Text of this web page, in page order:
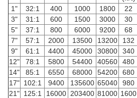
1"
32:1 400 1000 1800 22
3"
31:1 600 1500 3000 30
5"
37:1 800 6000 9200 68
7"
57:1 2000 13500 13200 132
9"
61:1 4400 45000 30800 340
12"
78:1 5800 54400 40560 480
14"
85:1 6550 68000 54200 680
17" 102:1 9400 135600 65040 980
21" 125:1 16000 203400 81000 1600